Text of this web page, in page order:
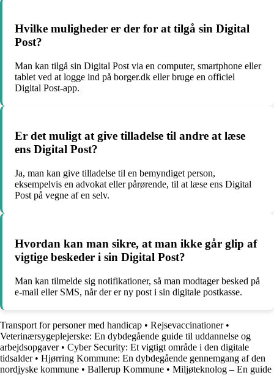
Hvilke muligheder er der for at tilgå sin Digital
Post?
Man kan tilgå sin Digital Post via en computer, smartphone eller
tablet ved at logge ind på borger.dk eller bruge en officiel
Digital Post-app.
Er det muligt at give tilladelse til andre at læse
ens Digital Post?
Ja, man kan give tilladelse til en bemyndiget person,
eksempelvis en advokat eller pårørende, til at læse ens Digital
Post på vegne af en selv.
Hvordan kan man sikre, at man ikke går glip af
vigtige beskeder i sin Digital Post?
Man kan tilmelde sig notifikationer, så man modtager besked på
e-mail eller SMS, når der er ny post i sin digitale postkasse.
Transport for personer med handicap • Rejsevaccinationer•
Veterinærsygeplejerske: En dybdegående guide til uddannelse og
arbejdsopgaver• Cyber Security: Et vigtigt område i den digitale
tidsalder• Hjørring Kommune: En dybdegående gennemgang af den
nordjyske kommune • Ballerup Kommune • Miljøteknolog – En guide